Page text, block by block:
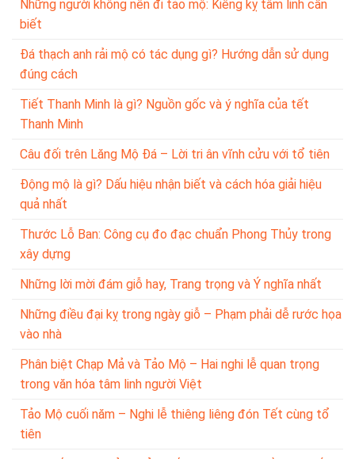
Những người không nên đi tảo mộ: Kiêng kỵ tâm linh cần
biết
Đá thạch anh rải mộ có tác dụng gì? Hướng dẫn sử dụng
đúng cách
Tiết Thanh Minh là gì? Nguồn gốc và ý nghĩa của tết
Thanh Minh
Câu đối trên Lăng Mộ Đá – Lời tri ân vĩnh cửu với tổ tiên
Động mộ là gì? Dấu hiệu nhận biết và cách hóa giải hiệu
quả nhất
Thước Lỗ Ban: Công cụ đo đạc chuẩn Phong Thủy trong
xây dựng
Những lời mời đám giỗ hay, Trang trọng và Ý nghĩa nhất
Những điều đại kỵ trong ngày giỗ – Phạm phải dễ rước họa
vào nhà
Phân biệt Chạp Mả và Tảo Mộ – Hai nghi lễ quan trọng
trong văn hóa tâm linh người Việt
Tảo Mộ cuối năm – Nghi lễ thiêng liêng đón Tết cùng tổ
tiên